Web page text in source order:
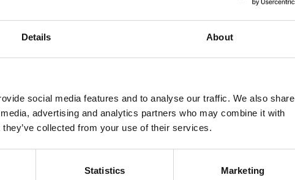
Details About
social media features and to analyse our traffic. We also share
advertising and analytics partners who may combine it with
collected from your use of their services.
Statistics Marketing
el sitio web oficial de la empresa, con fotos de